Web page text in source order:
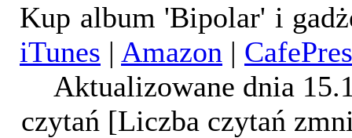
Kup album 'Bipolar' i
iTunes | Amazon |
Aktualizowane dnia
czytań [Liczba czytań